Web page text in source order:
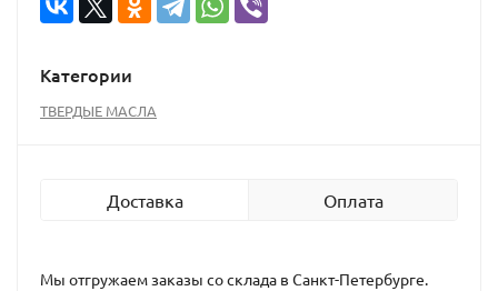
Категории
ТВЕРДЫЕ МАСЛА
Доставка Оплата
Мы отгружаем заказы со склада в Санкт-Петербурге.